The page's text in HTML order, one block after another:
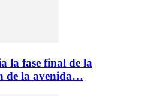
la fase final de la
de la avenida…